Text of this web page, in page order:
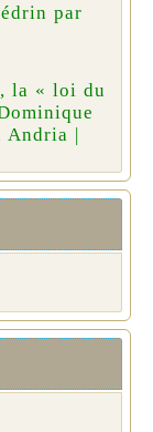
par
la « loi du
Andria |